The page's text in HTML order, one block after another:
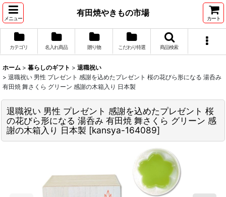
メニュー
有田焼やきもの市場
カート
カテゴリ 名入れ商品 贈り物 こだわり特選 商品検索
ホーム > 暮らしのギフト > 退職祝い
> 退職祝い 男性 プレゼント 感謝を込めたプレゼント 桜の花びら形になる 湯呑み
有田焼 舞さくら グリーン 感謝の木箱入り 日本製
退職祝い 男性 プレゼント 感謝を込めたプレゼント 桜
の花びら形になる 湯呑み 有田焼 舞さくら グリーン 感
謝の木箱入り 日本製 [kansya-164089]